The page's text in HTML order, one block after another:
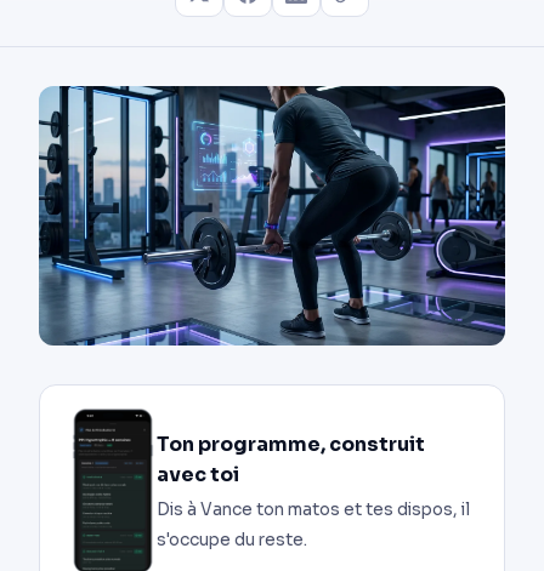
Ton programme, construit
avec toi
Dis à Vance ton matos et tes dispos, il
s'occupe du reste.